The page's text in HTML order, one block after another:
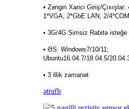
• Zəngin Xarici Giriş/Çıxışlar:
1*VGA, 2*GbE LAN, 2/4*COM
• 3G/4G Simsiz Rabitə isteğe
• ƏS: Windows7/10/11;
Ubuntu16.04.7/18.04.5/
• 3 illik zəmanət
ətraflı